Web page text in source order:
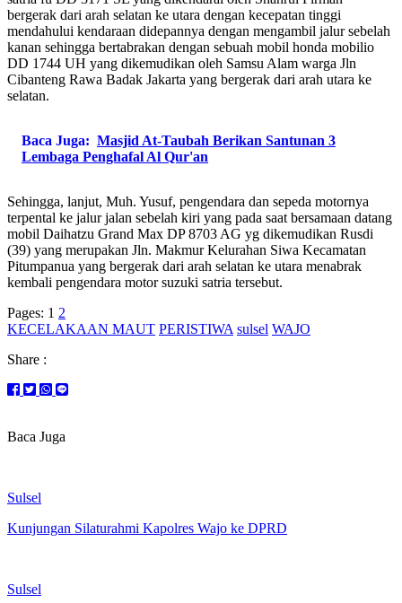
bergerak dari arah selatan ke utara dengan kecepatan tinggi
mendahului kendaraan didepannya dengan mengambil jalur sebelah
kanan sehingga bertabrakan dengan sebuah mobil honda mobilio
DD 1744 UH yang dikemudikan oleh Samsu Alam warga Jln
Cibanteng Rawa Badak Jakarta yang bergerak dari arah utara ke
selatan.
Baca Juga: Masjid At-Taubah Berikan Santunan 3
Lembaga Penghafal Al Qur'an
Sehingga, lanjut, Muh. Yusuf, pengendara dan sepeda motornya
terpental ke jalur jalan sebelah kiri yang pada saat bersamaan datang
mobil Daihatzu Grand Max DP 8703 AG yg dikemudikan Rusdi
(39) yang merupakan Jln. Makmur Kelurahan Siwa Kecamatan
Pitumpanua yang bergerak dari arah selatan ke utara menabrak
kembali pengendara motor suzuki satria tersebut.
Pages: 1 2
KECELAKAAN MAUT PERISTIWA sulsel WAJO
Share :
Baca Juga
Sulsel
Kunjungan Silaturahmi Kapolres Wajo ke DPRD
Sulsel